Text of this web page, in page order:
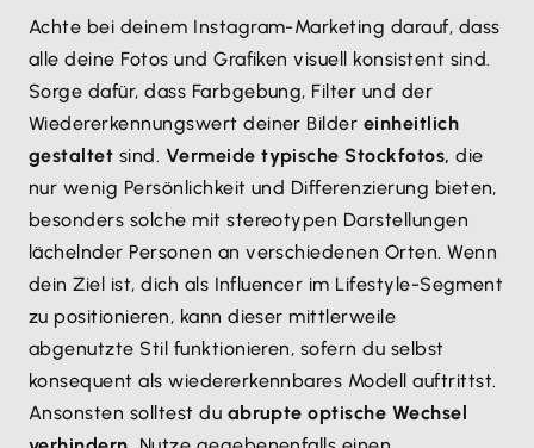
Achte bei deinem Instagram-Marketing darauf, dass
alle deine Fotos und Grafiken visuell konsistent sind.
Sorge dafür, dass Farbgebung, Filter und der
Wiedererkennungswert deiner Bilder einheitlich
gestaltet sind. Vermeide typische Stockfotos, die
nur wenig Persönlichkeit und Differenzierung bieten,
besonders solche mit stereotypen Darstellungen
lächelnder Personen an verschiedenen Orten. Wenn
dein Ziel ist, dich als Influencer im Lifestyle-Segment
zu positionieren, kann dieser mittlerweile
abgenutzte Stil funktionieren, sofern du selbst
konsequent als wiedererkennbares Modell auftrittst.
Ansonsten solltest du abrupte optische Wechsel